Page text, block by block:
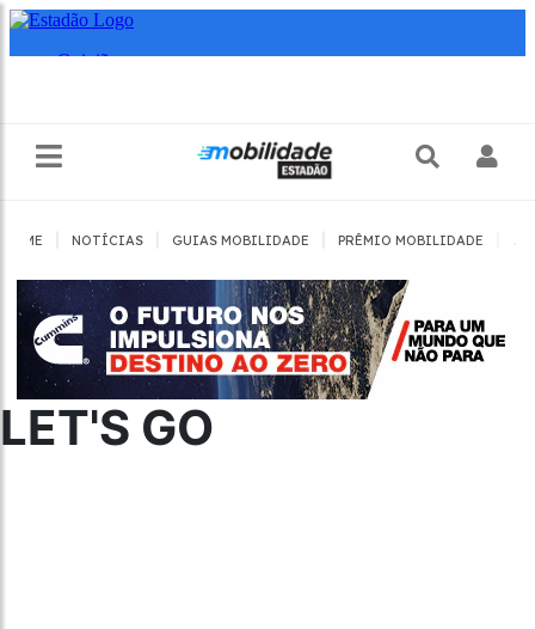
HOME NOTÍCIAS GUIAS MOBILIDADE PRÊMIO MOBILIDADE
LET'S GO